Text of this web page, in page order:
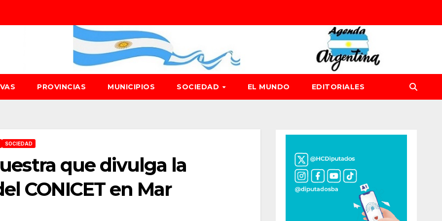
PROVINCIAS MUNICIPIOS SOCIEDAD EL MUNDO EDITORIALES
SOCIEDAD
que divulga la
CONICET en Mar